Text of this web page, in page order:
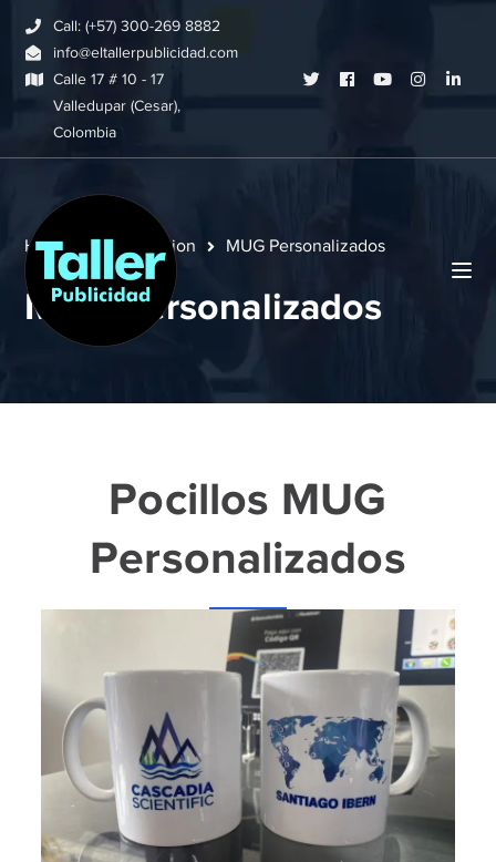
Call: (+57) 300-269 8882
info@eltallerpublicidad.com
Calle 17 # 10 - 17
Valledupar (Cesar),
Colombia
TwitterFacebook
YoutubeInstagram
Home Sublimacion MUG Personalizados
MUG Personalizados
Pocillos MUG
Personalizados